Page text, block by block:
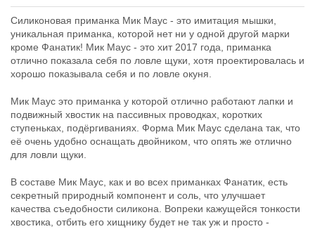
Силиконовая приманка Мик Маус - это имитация мышки,
уникальная приманка, которой нет ни у одной другой марки
кроме Фанатик! Мик Маус - это хит 2017 года, приманка
отлично показала себя по ловле щуки, хотя проектировалась и
хорошо показывала себя и по ловле окуня.
Мик Маус это приманка у которой отлично работают лапки и
подвижный хвостик на пассивных проводках, коротких
ступеньках, подёргиваниях. Форма Мик Маус сделана так, что
её очень удобно оснащать двойником, что опять же отлично
для ловли щуки.
В составе Мик Маус, как и во всех приманках Фанатик, есть
секретный природный компонент и соль, что улучшает
качества съедобности силикона. Вопреки кажущейся тонкости
хвостика, отбить его хищнику будет не так уж и просто -